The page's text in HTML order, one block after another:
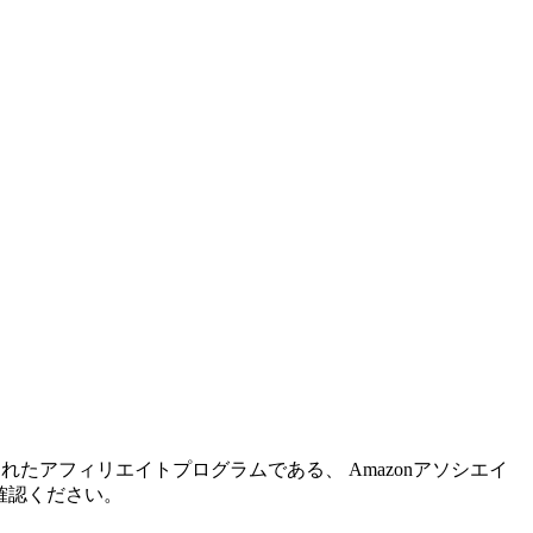
たアフィリエイトプログラムである、 Amazonアソシエイ
認ください。